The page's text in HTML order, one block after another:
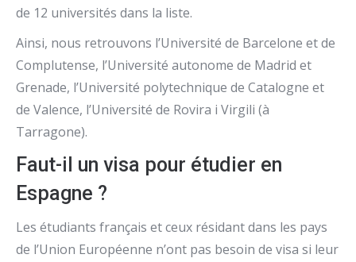
de 12 universités dans la liste.
Ainsi, nous retrouvons l’Université de Barcelone et de
Complutense, l’Université autonome de Madrid et
Grenade, l’Université polytechnique de Catalogne et
de Valence, l’Université de Rovira i Virgili (à
Tarragone).
Faut-il un visa pour étudier en
Espagne ?
Les étudiants français et ceux résidant dans les pays
de l’Union Européenne n’ont pas besoin de visa si leur